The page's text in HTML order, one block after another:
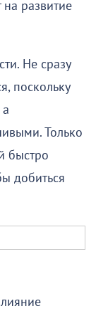
развитие
Не сразу
поскольку
Только
быстро
добиться